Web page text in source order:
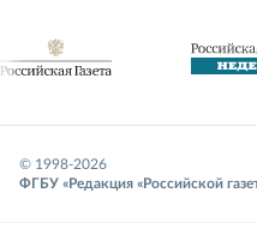
© 1998-2026
ФГБУ «Редакция «Российской